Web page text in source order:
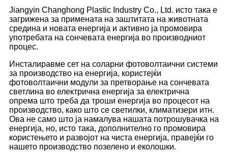
Jiangyin Changhong Plastic Industry Co., Ltd. исто така е
загрижена за примената на заштитата на животната
средина и новата енергија и активно ја промовира
употребата на сончевата енергија во производниот
процес.
Инсталиравме сет на соларни фотоволтаични системи
за производство на енергија, користејќи
фотоволтаични модули за претворање на сончевата
светлина во електрична енергија за електрична
опрема што треба да троши енергија во процесот на
производство, како што се светилки, климатизери итн.
Ова не само што ја намалува нашата потрошувачка на
енергија, но, исто така, дополнително го промовира
користењето и развојот на чиста енергија, правејќи го
нашето производство позелено и еколошки.